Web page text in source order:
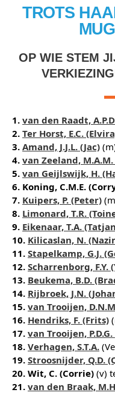
TROTS
OP WIE STEM
1. van den Raadt,
2. Ter Horst, E.C.
3. Amand, J.J.L. (Jac)
4. van Zeeland,
5. van Geijlswijk, H.
6. Koning, C.M.E.
7. Kuipers, P. (Peter)
8. Limonard, T.R.
9. Eikenaar, T.A.
10. Kilicaslan, N.
11. Stapelkamp, G.J.
12. Scharrenborg, F.Y.
13. Beukema, B.D.
14. Rijbroek, J.N.
15. van Trooijen,
16. Hendriks, F. (Frits)
17. van Trooijen,
18. Verhagen, S.T.A.
19. Stroosnijder, Q.D.
20. Wit, C. (Corrie) (v)
21. van den Braak,